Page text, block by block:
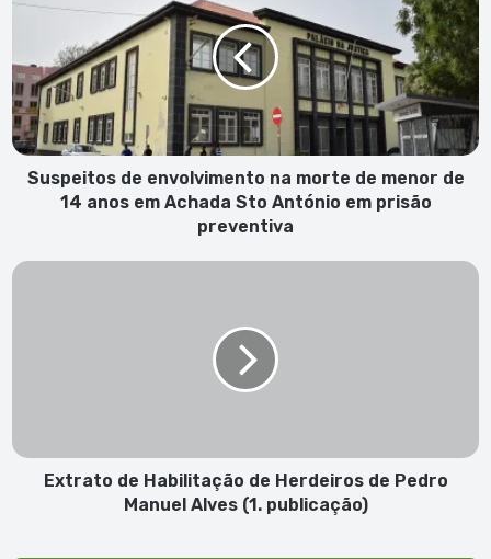
envolvimento
morte
de
menor
de
14
anos em
Achada
em
Suspeitos de envolvimento na morte de menor de
14 anos em Achada Sto António em prisão
preventiva
Extrato
Alves
Extrato de Habilitação de Herdeiros de Pedro
Manuel Alves (1. publicação)